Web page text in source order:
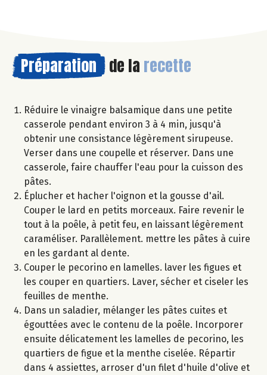
Préparation de la recette
Réduire le vinaigre balsamique dans une petite
casserole pendant environ 3 à 4 min, jusqu'à
obtenir une consistance légèrement sirupeuse.
Verser dans une coupelle et réserver. Dans une
casserole, faire chauffer l'eau pour la cuisson des
pâtes.
Éplucher et hacher l'oignon et la gousse d'ail.
Couper le lard en petits morceaux. Faire revenir le
tout à la poêle, à petit feu, en laissant légèrement
caraméliser. Parallèlement. mettre les pâtes à cuire
en les gardant al dente.
Couper le pecorino en lamelles. laver les figues et
les couper en quartiers. Laver, sécher et ciseler les
feuilles de menthe.
Dans un saladier, mélanger les pâtes cuites et
égouttées avec le contenu de la poêle. Incorporer
ensuite délicatement les lamelles de pecorino, les
quartiers de figue et la menthe ciselée. Répartir
dans 4 assiettes, arroser d'un filet d'huile d'olive et